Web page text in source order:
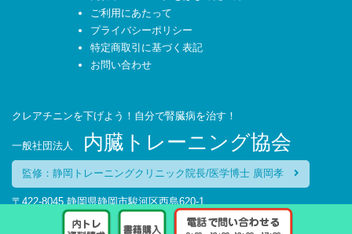
ご利用にあたって
プライバシーポリシー
特定商取引に基づく表記
お問い合わせ
クレアチニンを下げよう！自分で腎臓病を治す！
一般社団法人 内臓トレーニング協会
監修：静岡トレーニングクリニック院長/医学博士 廣岡孝
〒422-8045 静岡県静岡市駿河区西島620-1
TEL：054-270-6627
受付時間:平日 9:00～12:00 13:00～17:30（土・日・祝日を除く）